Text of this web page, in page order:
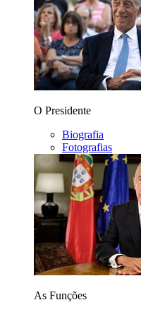
O Presidente
Biografia
Fotografias
As Funções